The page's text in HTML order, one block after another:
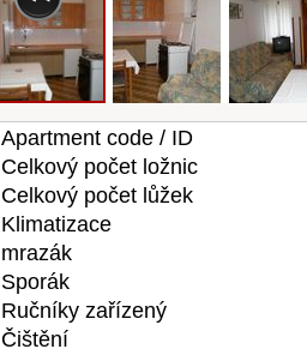
Apartment code / ID
Celkový počet ložnic
Celkový počet lůžek
Klimatizace
mrazák
Sporák
Ručníky zařízený
Čištění